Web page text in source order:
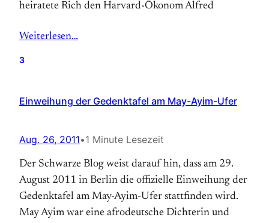
heiratete Rich den Harvard-Ökonom Alfred
Weiterlesen…
3
Einweihung der Gedenktafel am May-Ayim-Ufer
Aug. 26, 2011•1 Minute Lesezeit
Der Schwarze Blog weist da­rauf hin, dass am 29.
August 2011 in Ber­lin die offizielle Ein­weihung der
Gedenk­tafel am May-Ayim-Ufer stattfinden wird.
May Ayim war eine afro­deutsche Dichterin und